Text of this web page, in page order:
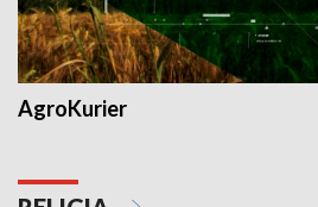
AgroKurier